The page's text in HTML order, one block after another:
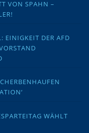
VON SPAHN –
EINIGKEIT DER AFD
WÄHLT